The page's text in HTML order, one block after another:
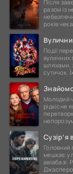
Після
разом із
років
Події
вуличних
шляхами,
сутичок.
Молодий
рідкісне
Сузір’я
Головний
мешкає у
авіабазі.